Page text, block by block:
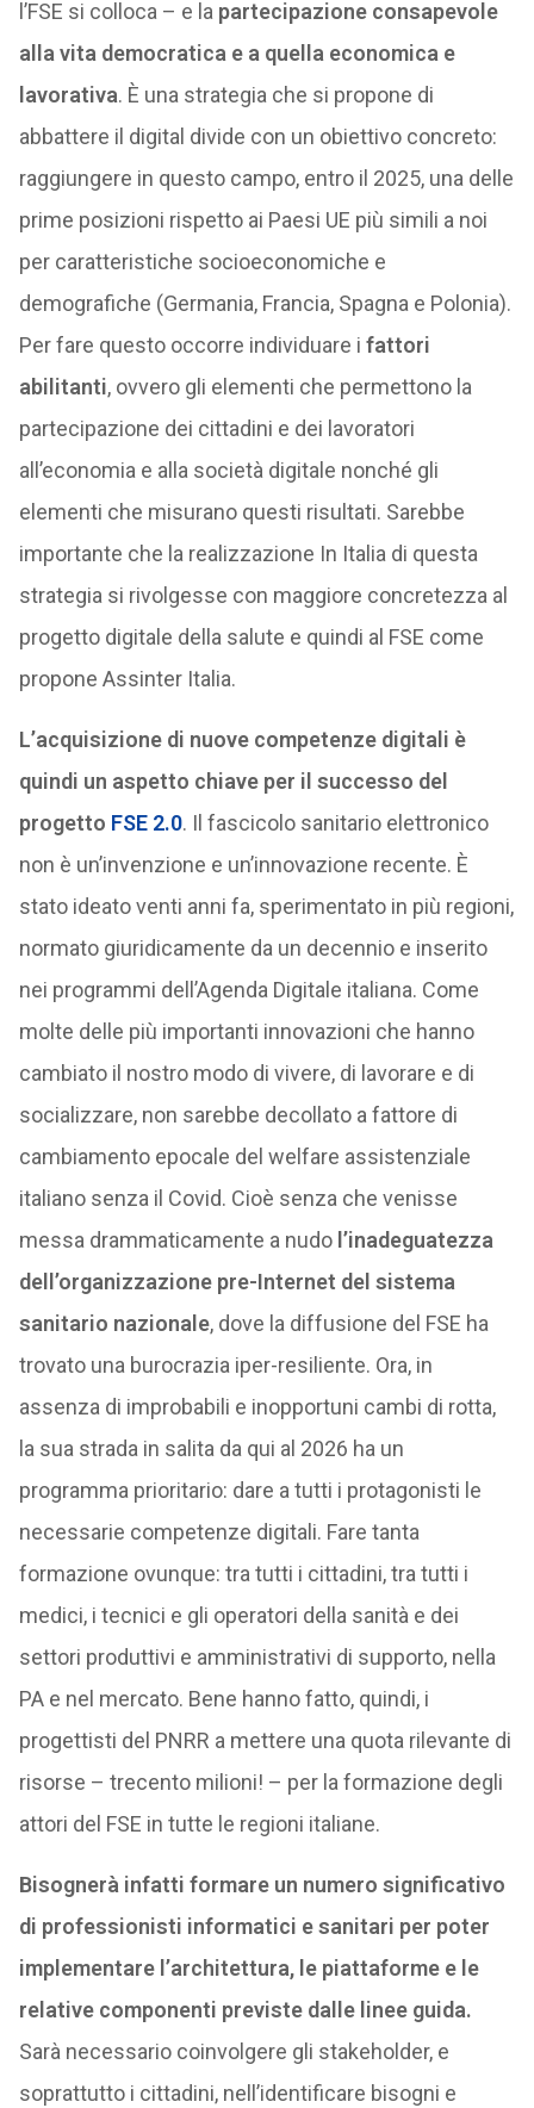
l’FSE si colloca – e la partecipazione consapevole
alla vita democratica e a quella economica e
lavorativa. È una strategia che si propone di
abbattere il digital divide con un obiettivo concreto:
raggiungere in questo campo, entro il 2025, una delle
prime posizioni rispetto ai Paesi UE più simili a noi
per caratteristiche socioeconomiche e
demografiche (Germania, Francia, Spagna e Polonia).
Per fare questo occorre individuare i fattori
abilitanti, ovvero gli elementi che permettono la
partecipazione dei cittadini e dei lavoratori
all’economia e alla società digitale nonché gli
elementi che misurano questi risultati. Sarebbe
importante che la realizzazione In Italia di questa
strategia si rivolgesse con maggiore concretezza al
progetto digitale della salute e quindi al FSE come
propone Assinter Italia.
L’acquisizione di nuove competenze digitali è
quindi un aspetto chiave per il successo del
progetto FSE 2.0. Il fascicolo sanitario elettronico
non è un’invenzione e un’innovazione recente. È
stato ideato venti anni fa, sperimentato in più regioni,
normato giuridicamente da un decennio e inserito
nei programmi dell’Agenda Digitale italiana. Come
molte delle più importanti innovazioni che hanno
cambiato il nostro modo di vivere, di lavorare e di
socializzare, non sarebbe decollato a fattore di
cambiamento epocale del welfare assistenziale
italiano senza il Covid. Cioè senza che venisse
messa drammaticamente a nudo l’inadeguatezza
dell’organizzazione pre-Internet del sistema
sanitario nazionale, dove la diffusione del FSE ha
trovato una burocrazia iper-resiliente. Ora, in
assenza di improbabili e inopportuni cambi di rotta,
la sua strada in salita da qui al 2026 ha un
programma prioritario: dare a tutti i protagonisti le
necessarie competenze digitali. Fare tanta
formazione ovunque: tra tutti i cittadini, tra tutti i
medici, i tecnici e gli operatori della sanità e dei
settori produttivi e amministrativi di supporto, nella
PA e nel mercato. Bene hanno fatto, quindi, i
progettisti del PNRR a mettere una quota rilevante di
risorse – trecento milioni! – per la formazione degli
attori del FSE in tutte le regioni italiane.
Bisognerà infatti formare un numero significativo
di professionisti informatici e sanitari per poter
implementare l’architettura, le piattaforme e le
relative componenti previste dalle linee guida.
Sarà necessario coinvolgere gli stakeholder, e
soprattutto i cittadini, nell’identificare bisogni e